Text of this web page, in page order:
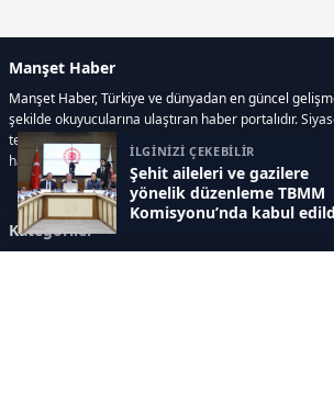
İLGİNİZİ ÇEKEBİLİR
Şehit aileleri ve gazilere
yönelik düzenleme TBMM
Komisyonu’nda kabul
Manşet Haber
Manşet Haber, Türkiye ve dünyadan en güncel
şekilde okuyucularına ulaştıran haber portalıdır.
teknoloji, kültür-sanat ve yaşam kategorilerinde
haberler sunar.
Kategoriler